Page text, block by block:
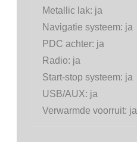
Metallic lak: ja
Navigatie systeem: ja
PDC achter: ja
Radio: ja
Start-stop systeem: ja
USB/AUX: ja
Verwarmde voorruit: ja